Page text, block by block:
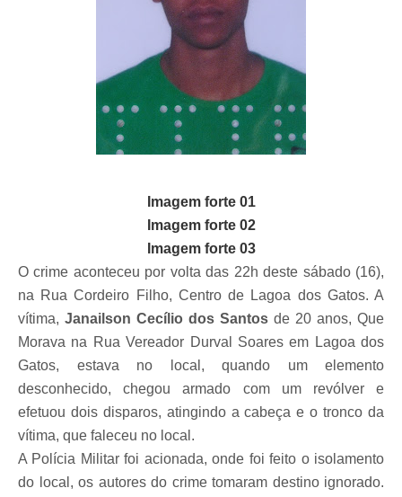
Imagem forte 01
Imagem forte 02
Imagem forte 03
O crime aconteceu por volta das 22h deste sábado (16),
na Rua Cordeiro Filho, Centro de Lagoa dos Gatos. A
vítima, Janailson Cecílio dos Santos de 20 anos, Que
Morava na Rua Vereador Durval Soares em Lagoa dos
Gatos, estava no local, quando um elemento
desconhecido, chegou armado com um revólver e
efetuou dois disparos, atingindo a cabeça e o tronco da
vítima, que faleceu no local.
A Polícia Militar foi acionada, onde foi feito o isolamento
do local, os autores do crime tomaram destino ignorado.